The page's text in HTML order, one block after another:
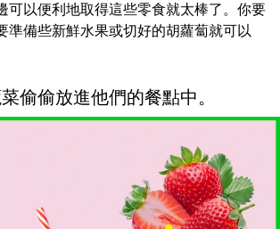
可以便利地取得這些零食就太棒了。你要
準備些新鮮水果或切好的胡蘿蔔就可以
偷偷放進他們的餐點中。